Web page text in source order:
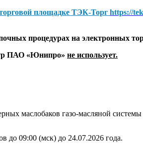
площадке ТЭК-Торг https://
процедурах на электронных
ПАО «Юнипро» не использует.
маслобаков газо-масляной
до 09:00 (мск) до 24.07.2026 года.